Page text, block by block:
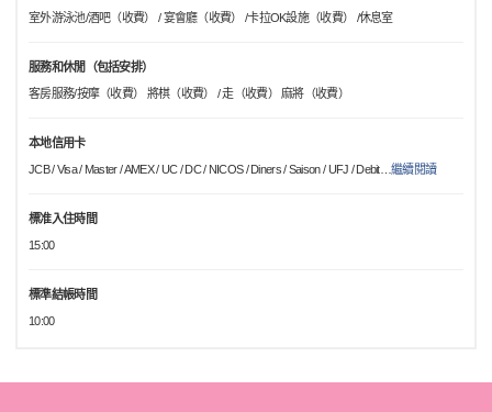
室外游泳池/酒吧（收費） / 宴會廳（收費） /卡拉OK設施（收費） /休息室
服務和休閒（包括安排）
客房服務/按摩（收費） 將棋（收費） / 走（收費） 麻將（收費）
本地信用卡
JCB / Visa / Master / AMEX / UC / DC / NICOS / Diners / Saison / UFJ / Debit…繼續閱讀
標准入住時間
15:00
標準結帳時間
10:00